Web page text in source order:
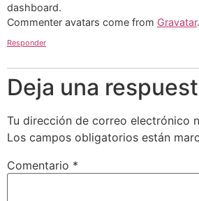
dashboard.
Commenter avatars come from Gravatar.
Responder
Deja una
Tu dirección de correo electrónico
Los campos obligatorios están
Comentario *